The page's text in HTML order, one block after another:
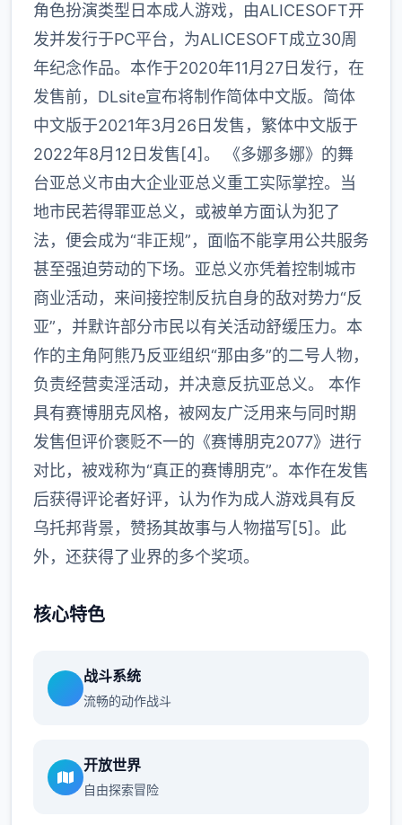
角色扮演类型日本成人游戏，由ALICESOFT开
发并发行于PC平台，为ALICESOFT成立30周
年纪念作品。本作于2020年11月27日发行，在
发售前，DLsite宣布将制作简体中文版。简体
中文版于2021年3月26日发售，繁体中文版于
2022年8月12日发售[4]。 《多娜多娜》的舞
台亚总义市由大企业亚总义重工实际掌控。当
地市民若得罪亚总义，或被单方面认为犯了
法，便会成为“非正规”，面临不能享用公共服务
甚至强迫劳动的下场。亚总义亦凭着控制城市
商业活动，来间接控制反抗自身的敌对势力“反
亚”，并默许部分市民以有关活动舒缓压力。本
作的主角阿熊乃反亚组织“那由多”的二号人物，
负责经营卖淫活动，并决意反抗亚总义。 本作
具有赛博朋克风格，被网友广泛用来与同时期
发售但评价褒贬不一的《赛博朋克2077》进行
对比，被戏称为“真正的赛博朋克”。本作在发售
后获得评论者好评，认为作为成人游戏具有反
乌托邦背景，赞扬其故事与人物描写[5]。此
外，还获得了业界的多个奖项。
核心特色
战斗系统
流畅的动作战斗
开放世界
自由探索冒险